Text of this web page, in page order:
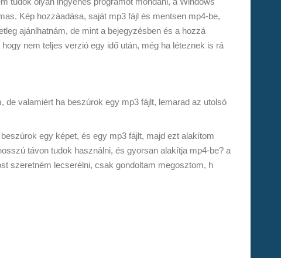
Kép hozzáadása, saját mp3 fájl és mentsen mp4-be,
ajánlhatnám, de mint a bejegyzésben és a hozzá
nem teljes verzió egy idő után, még ha léteznek is rá
valamiért ha beszúrok egy mp3 fájlt, lemarad az utolsó
egy képet, és egy mp3 fájlt, majd ezt alakítom
távon tudok használni, és gyorsan alakítja mp4-be? a
szeretném lecserélni, csak gondoltam megosztom, h